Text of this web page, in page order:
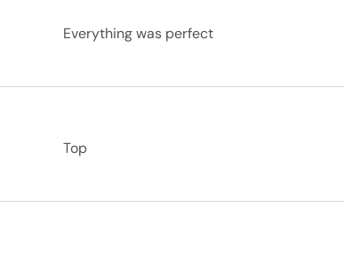
Everything was perfect
Top